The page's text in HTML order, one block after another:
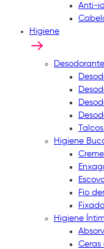
Anti-
Higiene
Higiene
Fio
Higiene
Ceras